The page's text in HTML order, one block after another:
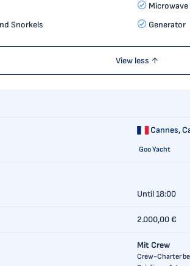
Microwave
Snorkels Generator
View less ↑
Cannes,
Goo Yacht
Until 18:00
2.000,00 €
Mit Crew
Crew-Charter